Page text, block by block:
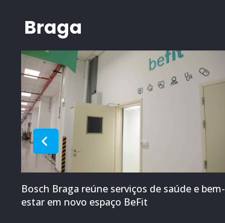
Braga
Bosch Braga reúne serviços de saúde e bem-
estar em novo espaço BeFit